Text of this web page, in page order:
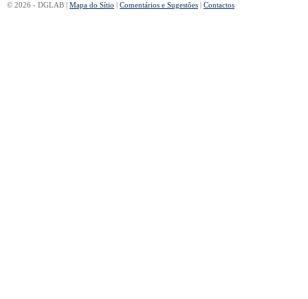
© 2026 - DGLAB | Mapa do Sítio | Comentários e Sugestões | Contactos